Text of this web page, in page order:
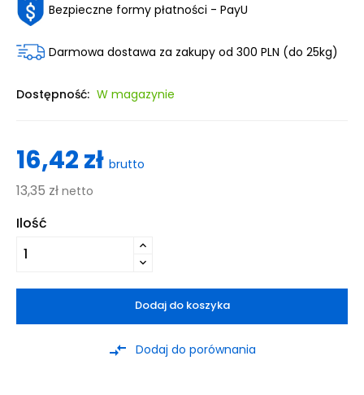
Bezpieczne formy płatności - PayU
Darmowa dostawa za zakupy od 300 PLN (do 25kg)
Dostępność: W magazynie
16,42 zł brutto
13,35 zł netto
Ilość
Dodaj do koszyka
compare_arrows Dodaj do porównania